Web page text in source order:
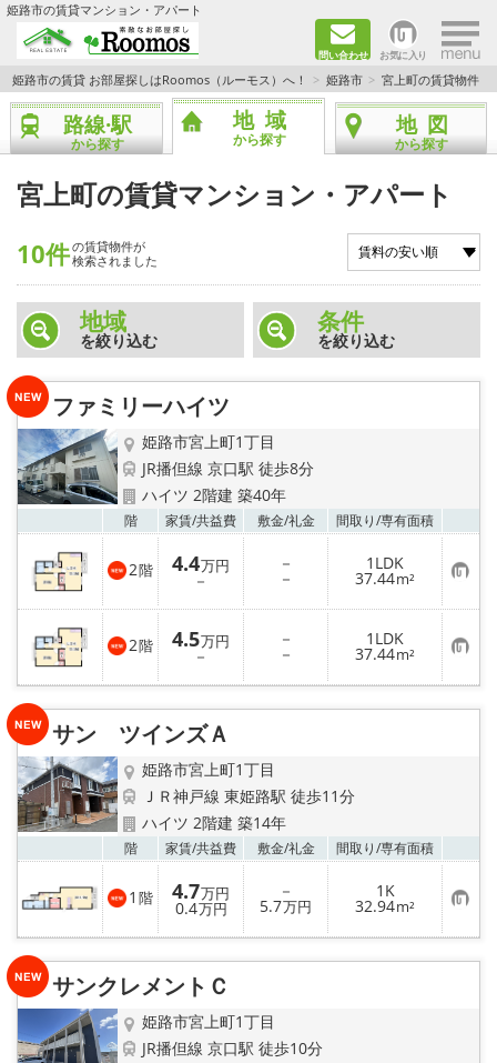
姫路市の賃貸マンション・アパート
問い合わせ お気に入り ×
TOPページ
ファミリー向けの部屋を探す
一人暮らし向けの部屋を探す
ペットと暮らせる部屋を探す
カップル向けの部屋を探す
敷金礼金0円の部屋を探す
都市ガス&オール電化の部屋を探す
ネット無料の部屋を探す
☆新築物件☆
☆インターネット無料物件☆
☆敷金·礼金0円物件☆
路線·駅から探す
地域から探す
地図から探す
スタッフ紹介
スタッフ募集中
店舗情報·アクセス
会社概要
メールでお問い合わせ
姫路市の賃貸 お部屋探しはRoomos（ルーモス）へ！ 姫路市 宮上町の賃貸物件
路線·駅
から探す
地域
から探す
地図
から探す
宮上町の賃貸マンション・アパート
10件の賃貸物件が
検索されました
地域
を絞り込む
条件
を絞り込む
ファミリーハイツ
姫路市宮上町1丁目
JR播但線 京口駅 徒歩8分
ハイツ 2階建 築40年
階 家賃/共益費 敷金/礼金 間取り/専有面積
2階 4.4万円
－
－
－
1LDK
37.44m² お
気
に
入
り
登
録
2階 4.5万円
－
－
－
1LDK
37.44m² お
気
に
り
サン ツインズＡ
姫路市宮上町1丁目
ＪＲ神戸線 東姫路駅 徒歩11分
ハイツ 2階建 築14年
階 家賃/共益費 敷金/礼金 間取り/専有面積
1 階 4.7万円
0.4万円
－
5.7万円
1K
32.94m² お
気
に
り
サンクレメントＣ
姫路市宮上町1丁目
JR播但線 京口駅 徒歩10分